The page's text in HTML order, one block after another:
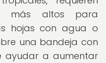
más altos para
hojas con agua o
una bandeja con
ayudar a aumentar